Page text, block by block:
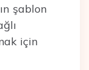
şablon
için